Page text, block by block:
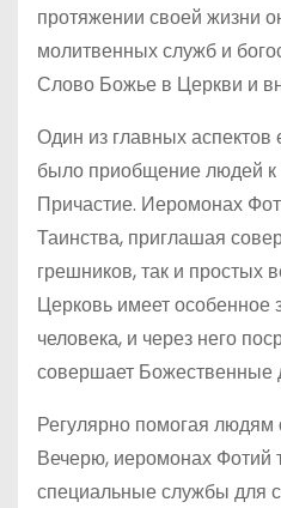
протяжении своей жизни
молитвенных служб и
Слово Божье в Церкви и
Один из главных
было приобщение людей к
Причастие. Иеромонах
Таинства, приглашая
грешников, так и простых
Церковь имеет особенное
человека, и через него
совершает Божественные
Регулярно помогая
Вечерю, иеромонах Фотий
специальные службы для